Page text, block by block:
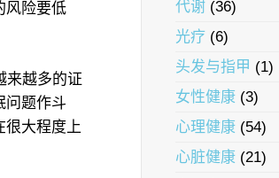
风险要低
来越多的证
问题作斗
很大程度上
代谢 (36)
光疗 (6)
头发与指甲 (1)
女性健康 (3)
心理健康 (54)
心脏健康 (21)